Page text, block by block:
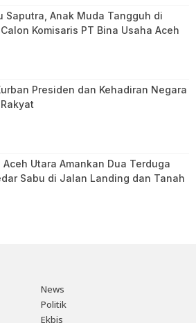
Saputra, Anak Muda Tangguh di
Komisaris PT Bina Usaha Aceh
Presiden dan Kehadiran Negara
Aceh Utara Amankan Dua Terduga
Sabu di Jalan Landing dan Tanah
News
Politik
Ekbis